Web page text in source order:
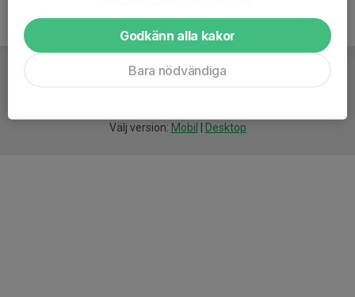
Välj version: Mobil Desktop
Godkänn alla kakor
Bara nödvändiga